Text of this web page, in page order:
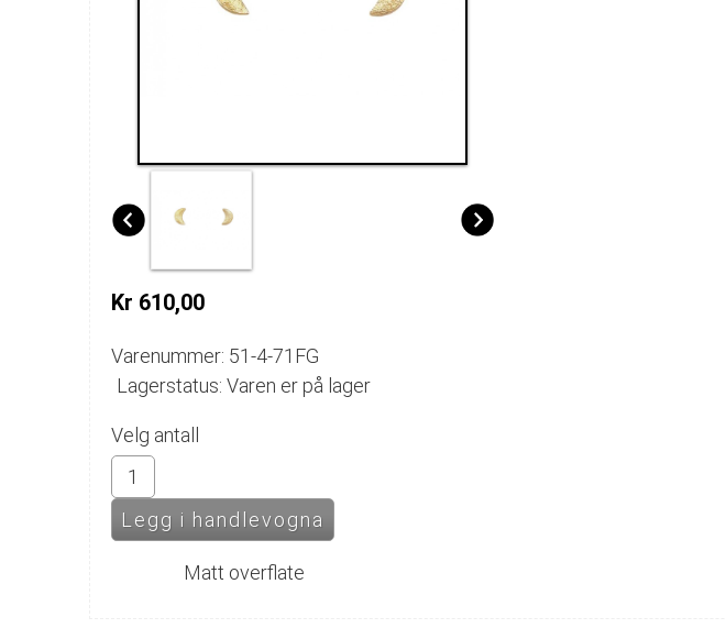
Kr 610,00
Varenummer: 51-4-71FG
Lagerstatus: Varen er på lager
Velg antall
Matt overflate